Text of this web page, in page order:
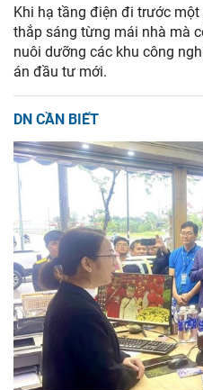
Khi hạ tầng điện đi trước
thắp sáng từng mái nhà mà
nuôi dưỡng các khu công
án đầu tư mới.
DN CẦN BIẾT